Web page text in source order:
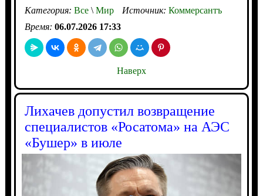
Категория: Все\Мир Источник: Коммерсантъ
Время: 06.07.2026 17:33
Наверх
Лихачев допустил возвращение
специалистов «Росатома» на АЭС
«Бушер» в июле